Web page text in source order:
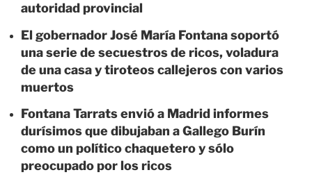
autoridad provincial
El gobernador José María Fontana soportó
una serie de secuestros de ricos, voladura
de una casa y tiroteos callejeros con varios
muertos
Fontana Tarrats envió a Madrid informes
durísimos que dibujaban a Gallego Burín
como un político chaquetero y sólo
preocupado por los ricos